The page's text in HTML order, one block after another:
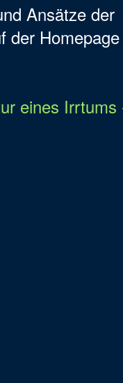
Ansätze der
der Homepage
eines Irrtums